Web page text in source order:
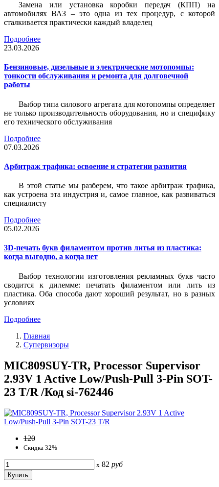
Замена или установка коробки передач (КПП) на
автомобилях ВАЗ – это одна из тех процедур, с которой
сталкивается практически каждый владелец
Подробнее
23.03.2026
Бензиновые, дизельные и электрические мотопомпы:
тонкости обслуживания и ремонта для долговечной
работы
Выбор типа силового агрегата для мотопомпы определяет
не только производительность оборудования, но и специфику
его технического обслуживания
Подробнее
07.03.2026
Арбитраж трафика: освоение и стратегии развития
В этой статье мы разберем, что такое арбитраж трафика,
как устроена эта индустрия и, самое главное, как развиваться
специалисту
Подробнее
05.02.2026
3D-печать букв филаментом против литья из пластика:
когда выгодно, а когда нет
Выбор технологии изготовления рекламных букв часто
сводится к дилемме: печатать филаментом или лить из
пластика. Оба способа дают хороший результат, но в разных
условиях
Подробнее
Главная
Супервизоры
MIC809SUY-TR, Processor Supervisor
2.93V 1 Active Low/Push-Pull 3-Pin SOT-
23 T/R /Код si-762446
120
Скидка 32%
x 82 руб